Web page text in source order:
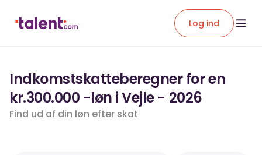
Log ind
Indkomstskatteberegner for en
kr.300.000 -løn i Vejle - 2026
Find ud af din løn efter skat